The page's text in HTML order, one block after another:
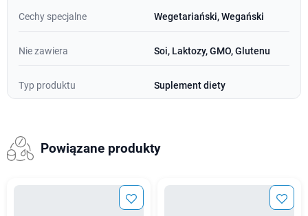
Cechy specjalne Wegetariański, Wegański
Nie zawiera Soi, Laktozy, GMO, Glutenu
Typ produktu Suplement diety
Powiązane produkty